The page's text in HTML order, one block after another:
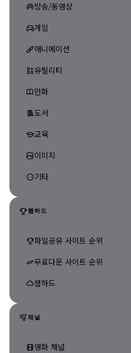
방송/동영상
게임
애니메이션
유틸리티
만화
도서
교육
이미지
기타
웹하드
파일공유 사이트 순위
무료다운 사이트 순위
웹하드
채널
영화 채널